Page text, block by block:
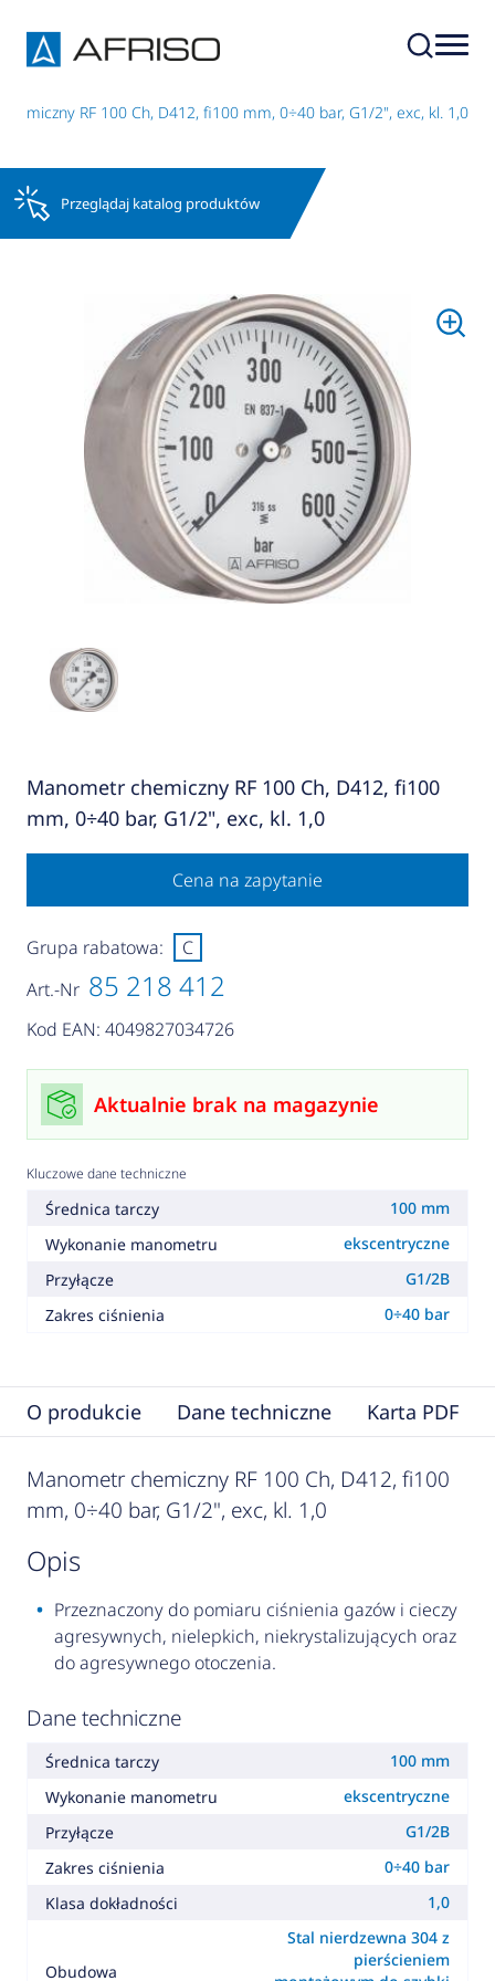
RF 100 Ch, D412, fi100 mm, 0÷40 bar, G1/2", exc, kl. 1,0
Przeglądaj katalog produktów
Manometr chemiczny RF 100 Ch, D412, fi100
mm, 0÷40 bar, G1/2", exc, kl. 1,0
Cena na zapytanie
Art.-Nr 85 218 412
Kod EAN: 4049827034726
Grupa rabatowa: C
Aktualnie brak na magazynie
Kluczowe dane techniczne
Średnica tarczy
100 mm
Wykonanie manometru
ekscentryczne
Przyłącze
G1/2B
Zakres ciśnienia
0÷40 bar
O produkcie Dane techniczne Karta PDF
Manometr chemiczny RF 100 Ch, D412, fi100
mm, 0÷40 bar, G1/2", exc, kl. 1,0
opis
Przeznaczony do pomiaru ciśnienia gazów i cieczy
agresywnych, nielepkich, niekrystalizujących oraz
do agresywnego otoczenia.
Dane techniczne
Średnica tarczy
100 mm
Wykonanie manometru
ekscentryczne
Przyłącze
G1/2B
Zakres ciśnienia
0÷40 bar
Klasa dokładności
1,0
Obudowa
Stal nierdzewna 304 z
pierścieniem